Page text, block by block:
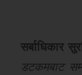
सर्बाधिकार
डटकमबाट